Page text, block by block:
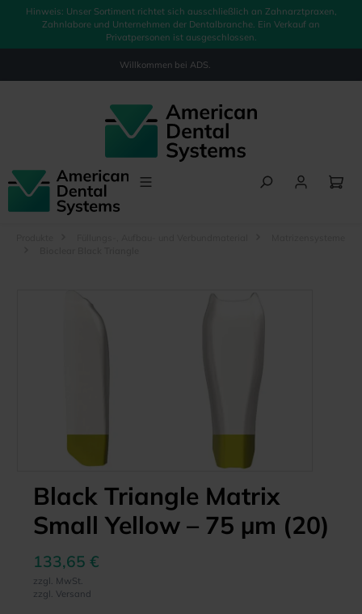
springen
Hinweis: Unser Sortiment richtet sich ausschließlich an Zahnarztpraxen,
Zahnlabore und Unternehmen der Dentalbranche. Ein Verkauf an
Privatpersonen ist ausgeschlossen.
Willkommen bei ADS.
Black Triangle Matrix
Small Yellow – 75 µm (20)
133,65 €
zzgl. MwSt.
zzgl. Versand